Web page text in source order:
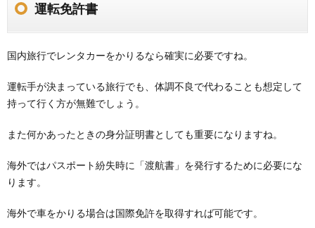
運転免許書
国内旅行でレンタカーをかりるなら確実に必要ですね。
運転手が決まっている旅行でも、体調不良で代わることも想定して
持って行く方が無難でしょう。
また何かあったときの身分証明書としても重要になりますね。
海外ではパスポート紛失時に「渡航書」を発行するために必要にな
ります。
海外で車をかりる場合は国際免許を取得すれば可能です。